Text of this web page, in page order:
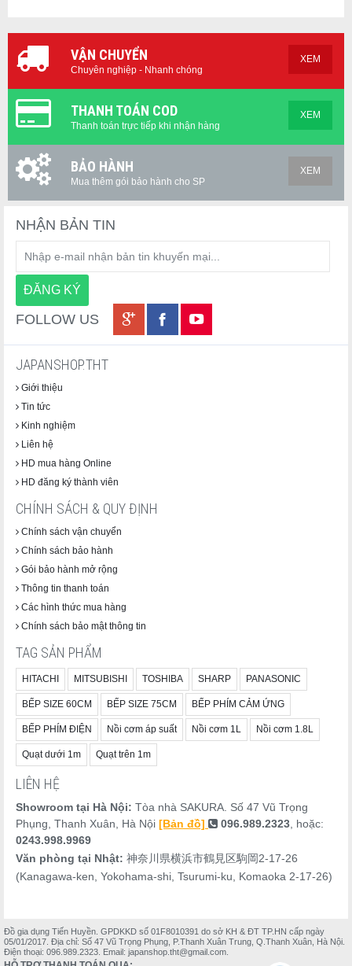
VẬN CHUYỂN
Chuyên nghiệp - Nhanh chóng
XEM
THANH TOÁN COD
Thanh toán trực tiếp khi nhận hàng
XEM
BẢO HÀNH
Mua thêm gói bảo hành cho SP
XEM
NHẬN BẢN TIN
FOLLOW US
JAPANSHOP.THT
Giới thiệu
Tin tức
Kinh nghiệm
Liên hệ
HD mua hàng Online
HD đăng ký thành viên
CHÍNH SÁCH & QUY ĐỊNH
Chính sách vận chuyển
Chính sách bảo hành
Gói bảo hành mở rộng
Thông tin thanh toán
Các hình thức mua hàng
Chính sách bảo mật thông tin
TAG SẢN PHẨM
HITACHI MITSUBISHI TOSHIBA SHARP PANASONIC
BẾP SIZE 60CM BẾP SIZE 75CM BẾP PHÍM CẢM ỨNG
BẾP PHÍM ĐIỆN Nồi cơm áp suất Nồi cơm 1L Nồi cơm 1.8L
Quạt dưới 1m Quạt trên 1m
LIÊN HỆ
Showroom tại Hà Nội: Tòa nhà SAKURA. Số 47 Vũ Trọng
Phụng, Thanh Xuân, Hà Nội [Bản đồ] 096.989.2323 , hoặc:
0243.998.9969
Văn phòng tại Nhật: 神奈川県横浜市鶴見区駒岡2-17-26
(Kanagawa-ken, Yokohama-shi, Tsurumi-ku, Komaoka 2-17-26)
Đồ gia dụng Tiến Huyền. GPDKKD số 01F8010391 do sở KH & ĐT TP.HN cấp ngày
05/01/2017. Địa chỉ: Số 47 Vũ Trọng Phụng, P.Thanh Xuân Trung, Q.Thanh Xuân, Hà Nội.
Điện thoại: 096.989.2323. Email: japanshop.tht@gmail.com.